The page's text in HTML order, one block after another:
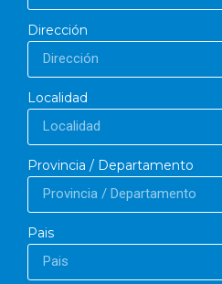
Dirección
Localidad
Provincia / Departamento
Pais